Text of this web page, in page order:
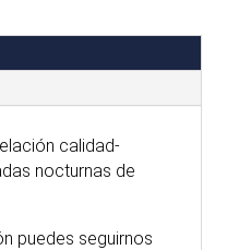
calidad-
nocturnas de
puedes seguirnos